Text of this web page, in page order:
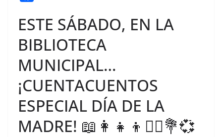
c
e
b
o
k
ESTE SÁBADO, EN LA
BIBLIOTECA
MUNICIPAL…
¡CUENTACUENTOS
ESPECIAL DÍA DE LA
MADRE! 📖👩‍👧‍👦🦸‍♀️💐💞